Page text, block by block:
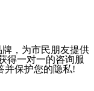
，为市民朋友提供
得一对一的咨询服
并保护您的隐私!